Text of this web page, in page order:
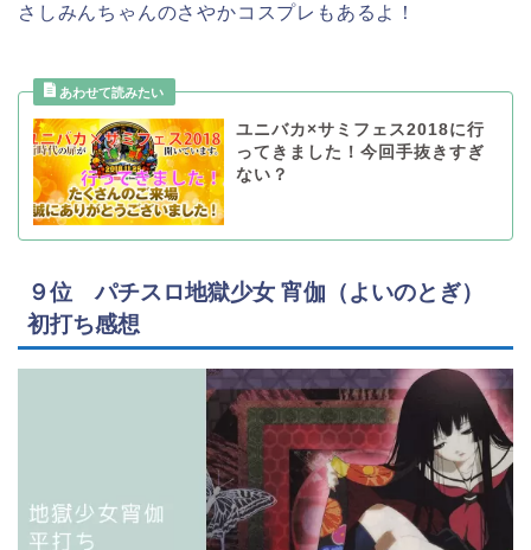
さしみんちゃんのさやかコスプレもあるよ！
ユニバカ×サミフェス2018に行
ってきました！今回手抜きすぎ
ない？
９位 パチスロ地獄少女 宵伽（よいのとぎ）
初打ち感想